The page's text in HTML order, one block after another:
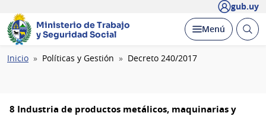
gub.uy
Ministerio de Trabajo
y Seguridad Social
Desplegar
Menú Abrir
Ruta
Inicio Políticas y Gestión Decreto 240/2017
8 Industria de productos metálicos, maquinarias y